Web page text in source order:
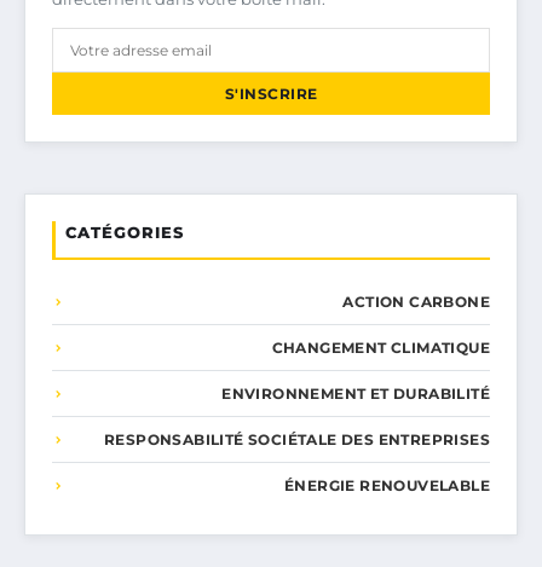
S'INSCRIRE
CATÉGORIES
ACTION CARBONE
CHANGEMENT CLIMATIQUE
ENVIRONNEMENT ET DURABILITÉ
RESPONSABILITÉ SOCIÉTALE DES ENTREPRISES
ÉNERGIE RENOUVELABLE